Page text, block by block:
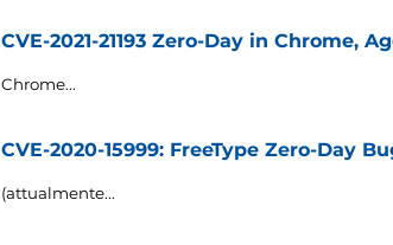
CVE-2021-21193 Zero-Day in Chrome,
Chrome...
CVE-2020-15999: FreeType Zero-Day
(attualmente...